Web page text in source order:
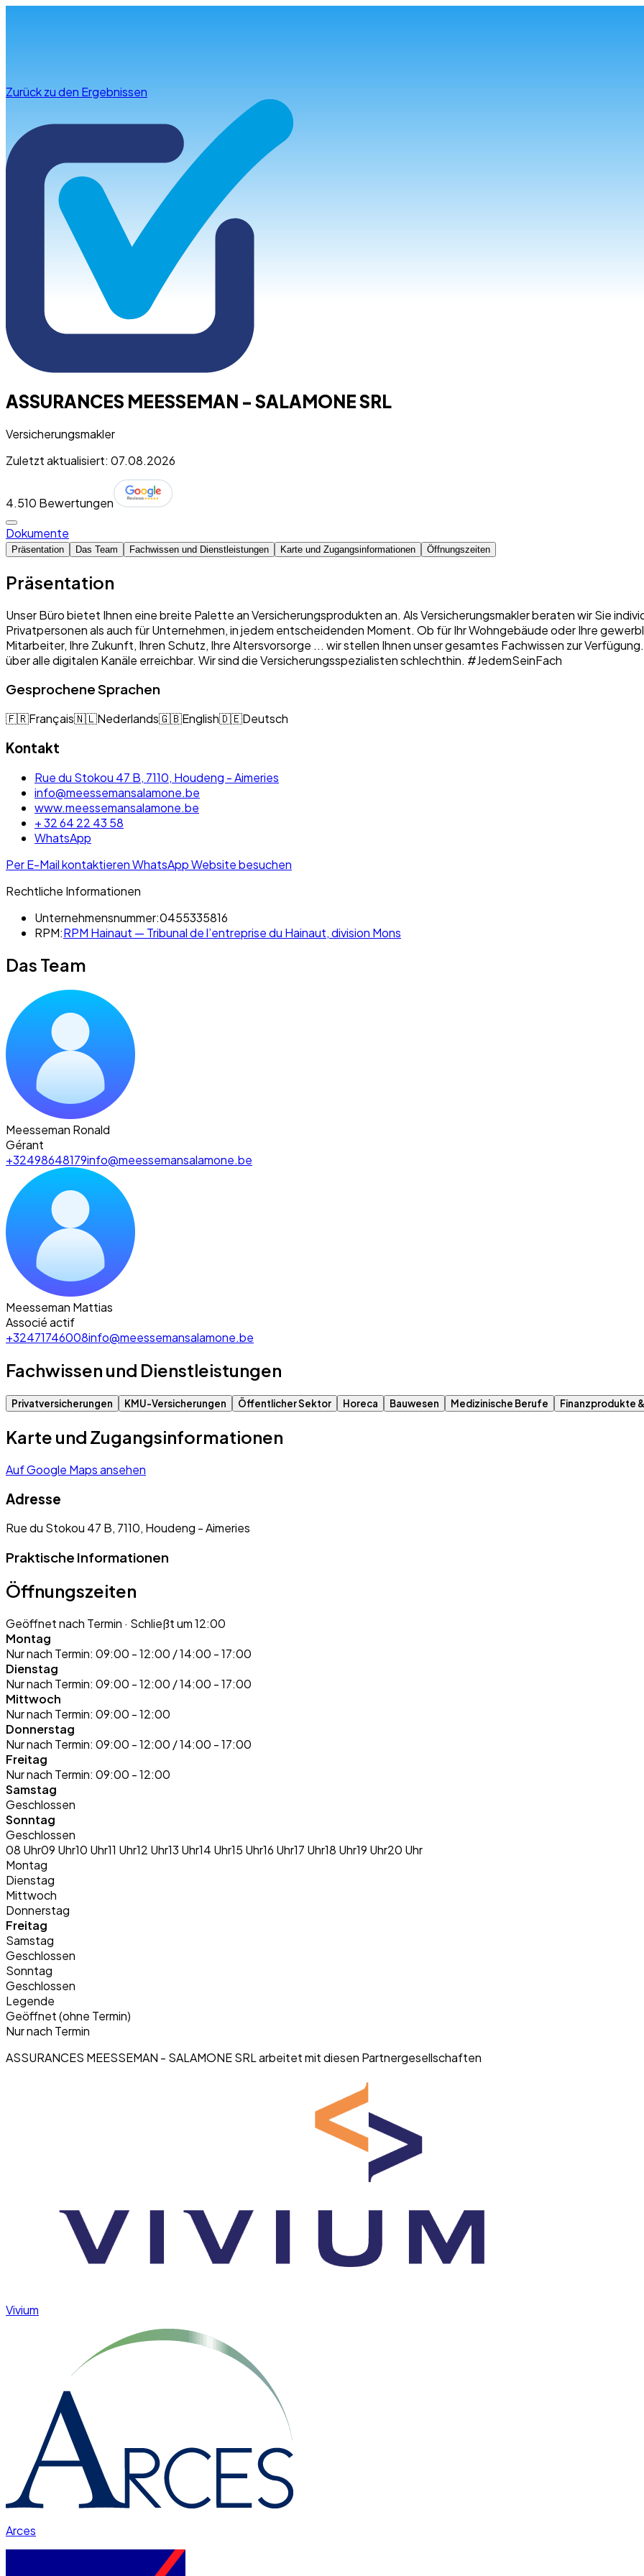
Zurück zu den Ergebnissen
ASSURANCES MEESSEMAN - SALAMONE SRL
Versicherungsmakler
Zuletzt aktualisiert: 07.08.2026
4.510 Bewertungen
Dokumente
Präsentation Das Team Fachwissen und Dienstleistungen Karte und Zugangsinformationen Öffnungszeiten
Präsentation
Unser Büro bietet Ihnen eine breite Palette an Versicherungsprodukten an. Als Versicherungsmakler beraten wir Sie
Privatpersonen als auch für Unternehmen, in jedem entscheidenden Moment. Ob für Ihr Wohngebäude oder Ihre
Mitarbeiter, Ihre Zukunft, Ihren Schutz, Ihre Altersvorsorge ... wir stellen Ihnen unser gesamtes Fachwissen zur
über alle digitalen Kanäle erreichbar. Wir sind die Versicherungsspezialisten schlechthin. #JedemSeinFach
Gesprochene Sprachen
🇫🇷Français🇳🇱Nederlands🇬🇧English🇩🇪Deutsch
Kontakt
Rue du Stokou 47 B, 7110, Houdeng - Aimeries
info@meessemansalamone.be
www.meessemansalamone.be
+ 32 64 22 43 58
WhatsApp
Per E-Mail kontaktierenWhatsAppWebsite besuchen
Rechtliche Informationen
Unternehmensnummer:0455335816
RPM:RPM Hainaut — Tribunal de l’entreprise du Hainaut, division Mons
Das Team
Meesseman Ronald
Gérant
+32498648179info@meessemansalamone.be
Meesseman Mattias
Associé actif
+32471746008info@meessemansalamone.be
Fachwissen und Dienstleistungen
Privatversicherungen KMU-Versicherungen Öffentlicher Sektor Horeca Bauwesen Medizinische Berufe Finanzprodukte
Karte und Zugangsinformationen
Auf Google Maps ansehen
Adresse
Rue du Stokou 47 B, 7110, Houdeng - Aimeries
Praktische Informationen
Öffnungszeiten
Geöffnet nach Termin · Schließt um 12:00
Montag
Nur nach Termin: 09:00 - 12:00 / 14:00 - 17:00
Dienstag
Nur nach Termin: 09:00 - 12:00 / 14:00 - 17:00
Mittwoch
Nur nach Termin: 09:00 - 12:00
Donnerstag
Nur nach Termin: 09:00 - 12:00 / 14:00 - 17:00
Freitag
Nur nach Termin: 09:00 - 12:00
Samstag
Geschlossen
Sonntag
Geschlossen
08 Uhr09 Uhr10 Uhr11 Uhr12 Uhr13 Uhr14 Uhr15 Uhr16 Uhr17 Uhr18 Uhr19 Uhr20 Uhr
Montag
Dienstag
Mittwoch
Donnerstag
Freitag
Samstag
Geschlossen
Sonntag
Geschlossen
Legende
Geöffnet (ohne Termin)
Nur nach Termin
ASSURANCES MEESSEMAN - SALAMONE SRL arbeitet mit diesen Partnergesellschaften
Vivium
Arces